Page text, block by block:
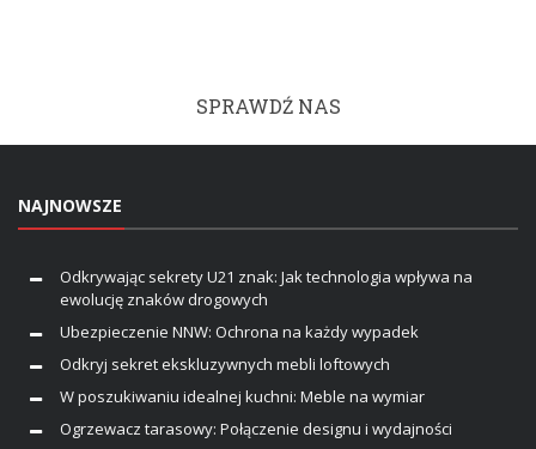
SPRAWDŹ NAS
NAJNOWSZE
Odkrywając sekrety U21 znak: Jak technologia wpływa na
ewolucję znaków drogowych
Ubezpieczenie NNW: Ochrona na każdy wypadek
Odkryj sekret ekskluzywnych mebli loftowych
W poszukiwaniu idealnej kuchni: Meble na wymiar
Ogrzewacz tarasowy: Połączenie designu i wydajności